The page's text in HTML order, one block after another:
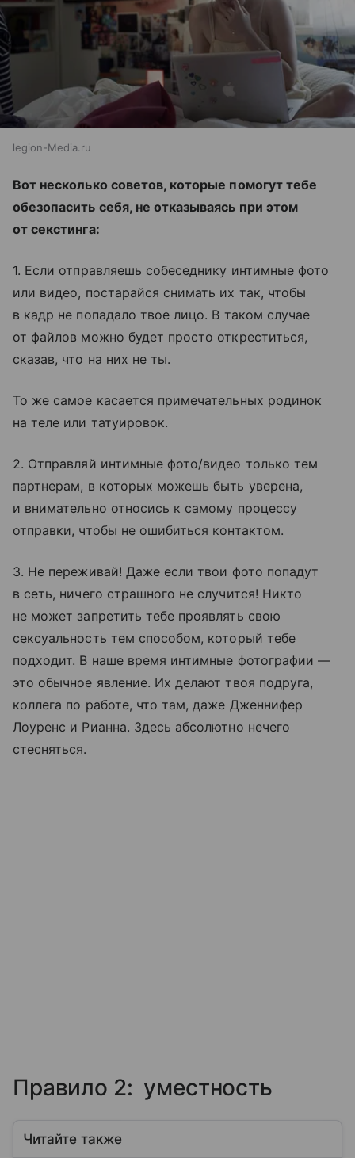
legion-Media.ru
Вот несколько советов, которые помогут тебе
обезопасить себя, не отказываясь при этом
от секстинга:
1. Если отправляешь собеседнику интимные фото
или видео, постарайся снимать их так, чтобы
в кадр не попадало твое лицо. В таком случае
от файлов можно будет просто откреститься,
сказав, что на них не ты.
То же самое касается примечательных родинок
на теле или татуировок.
2. Отправляй интимные фото/видео только тем
партнерам, в которых можешь быть уверена,
и внимательно относись к самому процессу
отправки, чтобы не ошибиться контактом.
3. Не переживай! Даже если твои фото попадут
в сеть, ничего страшного не случится! Никто
не может запретить тебе проявлять свою
сексуальность тем способом, который тебе
подходит. В наше время интимные фотографии —
это обычное явление. Их делают твоя подруга,
коллега по работе, что там, даже Дженнифер
Лоуренс и Рианна. Здесь абсолютно нечего
стесняться.
Правило 2: уместность
Читайте также